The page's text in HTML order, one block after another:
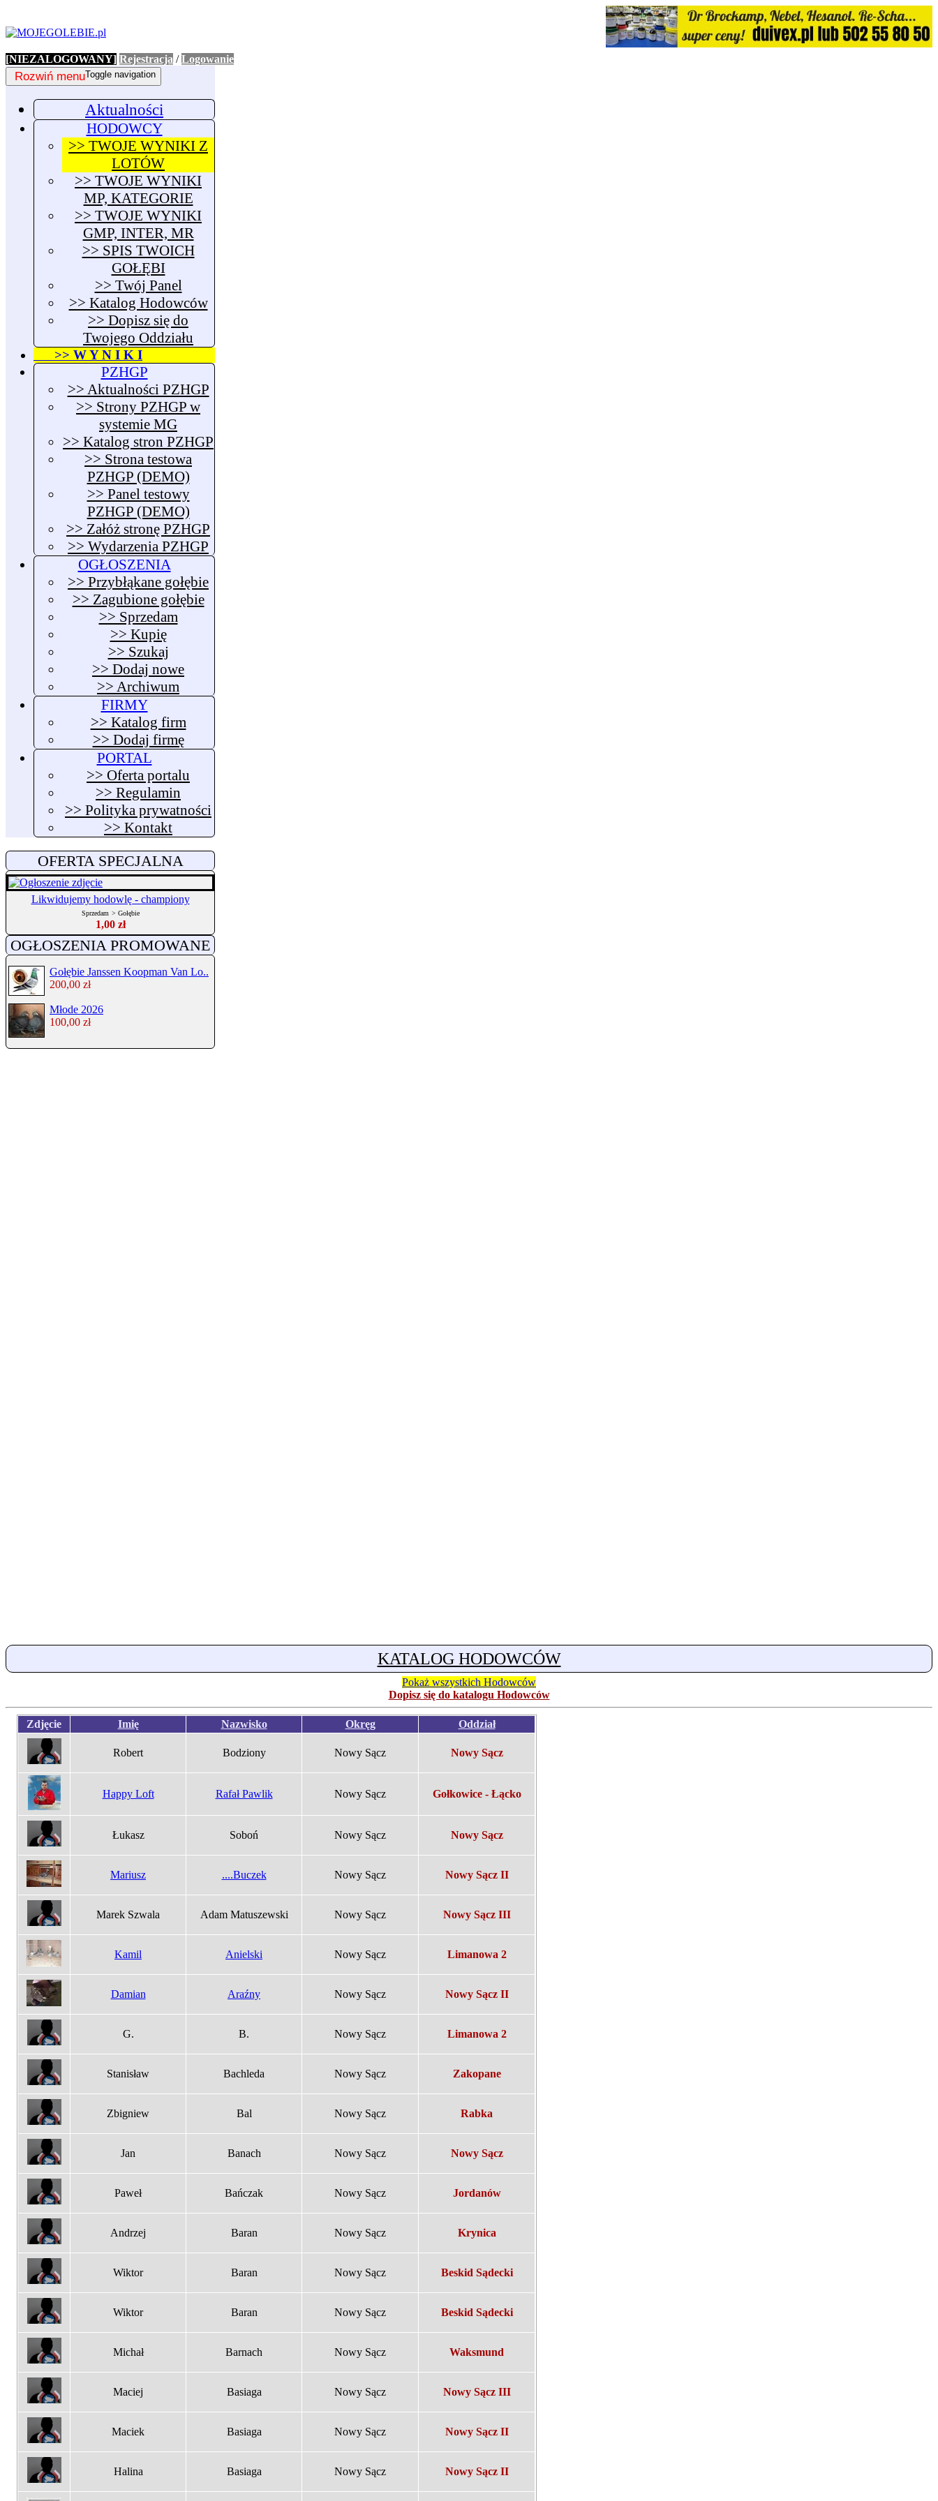
[NIEZALOGOWANY] Rejestracja /Logowanie
Toggle navigation
Rozwiń menu
Aktualności
HODOWCY
>> TWOJE WYNIKI Z
LOTÓW
>> TWOJE WYNIKI
MP, KATEGORIE
>> TWOJE WYNIKI
GMP, INTER, MR
>> SPIS TWOICH
GOŁĘBI
>> Twój Panel
>> Katalog Hodowców
>> Dopisz się do
Twojego Oddziału
>> W Y N I K I
PZHGP
>> Aktualności PZHGP
>> Strony PZHGP w
systemie MG
>> Katalog stron PZHGP
>> Strona testowa
PZHGP (DEMO)
>> Panel testowy
PZHGP (DEMO)
>> Załóż stronę PZHGP
>> Wydarzenia PZHGP
OGŁOSZENIA
>> Przybłąkane gołębie
>> Zagubione gołębie
>> Sprzedam
>> Kupię
>> Szukaj
>> Dodaj nowe
>> Archiwum
FIRMY
>> Katalog firm
>> Dodaj firmę
PORTAL
>> Oferta portalu
>> Regulamin
>> Polityka prywatności
>> Kontakt
OFERTA SPECJALNA
Likwidujemy hodowlę - championy
Sprzedam > Gołębie
1,00 zł
OGŁOSZENIA PROMOWANE
Gołębie Janssen Koopman Van Lo..
200,00 zł
Młode 2026
100,00 zł
KATALOG HODOWCÓW
Pokaż wszystkich Hodowców
Dopisz się do katalogu Hodowców
Zdjęcie Imię Nazwisko Okręg Oddział
Robert Bodziony Nowy Sącz Nowy Sącz
Happy Loft Rafał Pawlik Nowy Sącz Gołkowice - Łącko
Łukasz Soboń Nowy Sącz Nowy Sącz
Mariusz ....Buczek Nowy Sącz Nowy Sącz II
Marek Szwala Adam Matuszewski Nowy Sącz Nowy Sącz III
Kamil Anielski Nowy Sącz Limanowa 2
Damian Araźny Nowy Sącz Nowy Sącz II
G. B. Nowy Sącz Limanowa 2
Stanisław Bachleda Nowy Sącz Zakopane
Zbigniew Bal Nowy Sącz Rabka
Jan Banach Nowy Sącz Nowy Sącz
Paweł Bańczak Nowy Sącz Jordanów
Andrzej Baran Nowy Sącz Krynica
Wiktor Baran Nowy Sącz Beskid Sądecki
Wiktor Baran Nowy Sącz Beskid Sądecki
Michał Barnach Nowy Sącz Waksmund
Maciej Basiaga Nowy Sącz Nowy Sącz III
Maciek Basiaga Nowy Sącz Nowy Sącz II
Halina Basiaga Nowy Sącz Nowy Sącz II